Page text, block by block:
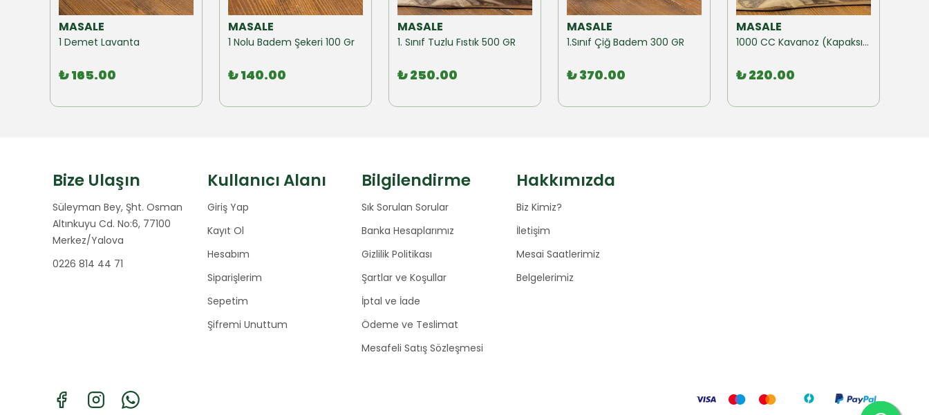
MASALE
1 Demet Lavanta
₺ 165.00
MASALE
1 Nolu Badem Şekeri 100 Gr
₺ 140.00
MASALE
1. Sınıf Tuzlu Fıstık 500 GR
₺ 250.00
MASALE
1.Sınıf Çiğ Badem 300 GR
₺ 370.00
MASALE
1000 CC Kavanoz (Kapaksız) 10 Adet
₺ 220.00
Bize Ulaşın
Süleyman Bey, Şht. Osman
Altınkuyu Cd. No:6, 77100
Merkez/Yalova
0226 814 44 71
Kullanıcı Alanı
Giriş Yap
Kayıt Ol
Hesabım
Siparişlerim
Sepetim
Şifremi Unuttum
Bilgilendirme
Sık Sorulan Sorular
Banka Hesaplarımız
Gizlilik Politikası
Şartlar ve Koşullar
İptal ve İade
Ödeme ve Teslimat
Mesafeli Satış Sözleşmesi
Hakkımızda
Biz Kimiz?
İletişim
Mesai Saatlerimiz
Belgelerimiz